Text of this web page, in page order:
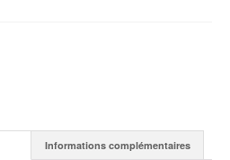
Informations complémentaires